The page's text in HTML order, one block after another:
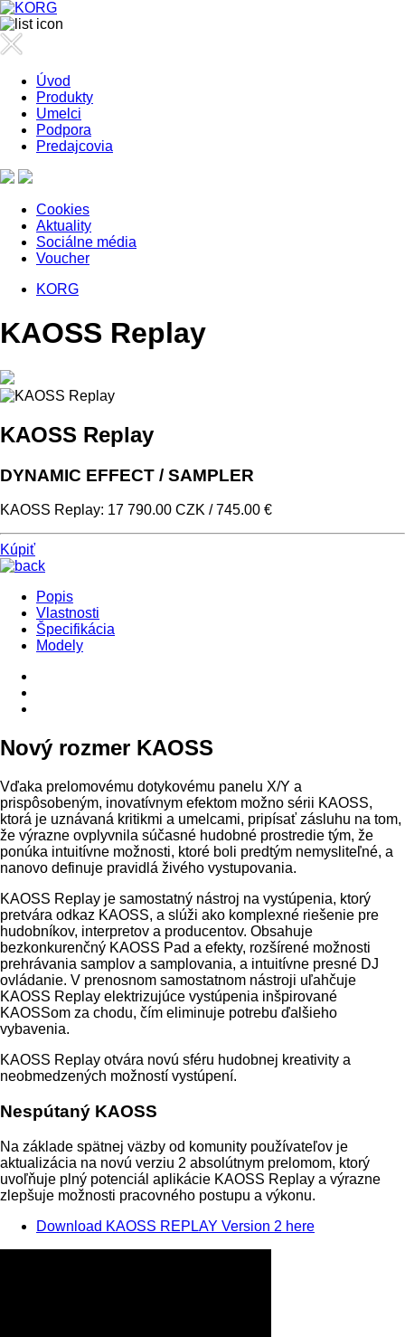
Úvod
Produkty
Umelci
Podpora
Predajcovia
Cookies
Aktuality
Sociálne média
Voucher
KORG
KAOSS Replay
KAOSS Replay
DYNAMIC EFFECT / SAMPLER
KAOSS Replay: 17 790.00 CZK / 745.00 €
Kúpiť
Popis
Vlastnosti
Špecifikácia
Modely
Nový rozmer KAOSS
Vďaka prelomovému dotykovému panelu X/Y a
prispôsobeným, inovatívnym efektom možno sérii KAOSS,
ktorá je uznávaná kritikmi a umelcami, pripísať zásluhu na tom,
že výrazne ovplyvnila súčasné hudobné prostredie tým, že
ponúka intuitívne možnosti, ktoré boli predtým nemysliteľné, a
nanovo definuje pravidlá živého vystupovania.
KAOSS Replay je samostatný nástroj na vystúpenia, ktorý
pretvára odkaz KAOSS, a slúži ako komplexné riešenie pre
hudobníkov, interpretov a producentov. Obsahuje
bezkonkurenčný KAOSS Pad a efekty, rozšírené možnosti
prehrávania samplov a samplovania, a intuitívne presné DJ
ovládanie. V prenosnom samostatnom nástroji uľahčuje
KAOSS Replay elektrizujúce vystúpenia inšpirované
KAOSSom za chodu, čím eliminuje potrebu ďalšieho
vybavenia.
KAOSS Replay otvára novú sféru hudobnej kreativity a
neobmedzených možností vystúpení.
Nespútaný KAOSS
Na základe spätnej väzby od komunity používateľov je
aktualizácia na novú verziu 2 absolútnym prelomom, ktorý
uvoľňuje plný potenciál aplikácie KAOSS Replay a výrazne
zlepšuje možnosti pracovného postupu a výkonu.
Download KAOSS REPLAY Version 2 here